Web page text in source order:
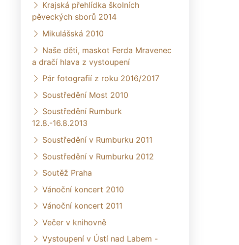
Krajská přehlídka školních
pěveckých sborů 2014
Mikulášská 2010
Naše děti, maskot Ferda Mravenec
a dračí hlava z vystoupení
Pár fotografií z roku 2016/2017
Soustředění Most 2010
Soustředění Rumburk
12.8.-16.8.2013
Soustředění v Rumburku 2011
Soustředění v Rumburku 2012
Soutěž Praha
Vánoční koncert 2010
Vánoční koncert 2011
Večer v knihovně
Vystoupení v Ústí nad Labem -